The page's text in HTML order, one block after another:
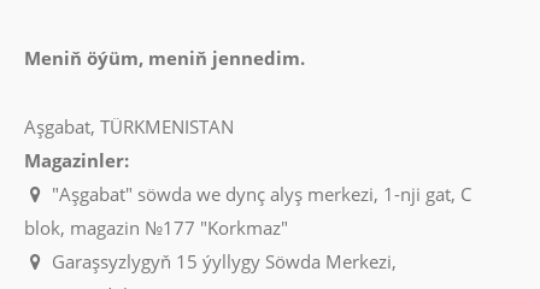
Tokly çäýnek 1,7lt. Korkmaz Inoxa A768-06
KORKMAZ
Meniň öýüm, meniň jennedim.
Aşgabat, TÜRKMENISTAN
Magazinler:
"Aşgabat" söwda we dynç alyş merkezi, 1-nji gat, C
blok, magazin №177 "Korkmaz"
Garaşsyzlygyň 15 ýyllygy Söwda Merkezi,